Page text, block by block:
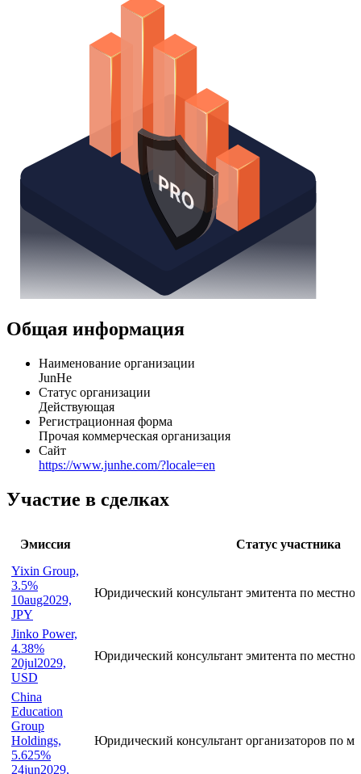
Общая информация
Наименование организации
JunHe
Статус организации
Действующая
Регистрационная форма
Прочая коммерческая организация
Сайт
https://www.junhe.com/?locale=en
Участие в сделках
Эмиссия
Статус участника
Yixin Group,
3.5%
10aug2029,
JPY
Юридический консультант эмитента по
Jinko Power,
4.38%
20jul2029,
USD
Юридический консультант эмитента по
China
Education
Group
Holdings,
5.625%
24jun2029,
Юридический консультант организаторов по